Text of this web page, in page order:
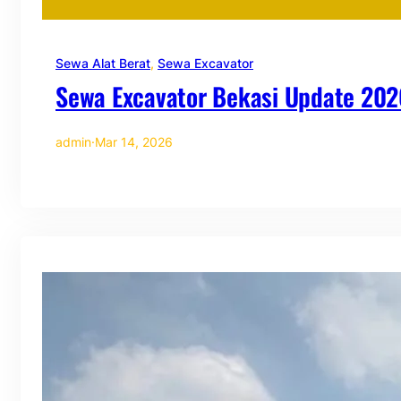
Sewa Alat Berat, Sewa Excavator
Sewa Excavator Bekasi Update
admin·Mar 14, 2026